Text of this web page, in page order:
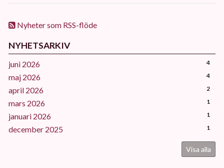
Nyheter som RSS-flöde
NYHETSARKIV
juni 2026 4
maj 2026 4
april 2026 2
mars 2026 1
januari 2026 1
december 2025 1
Visa alla